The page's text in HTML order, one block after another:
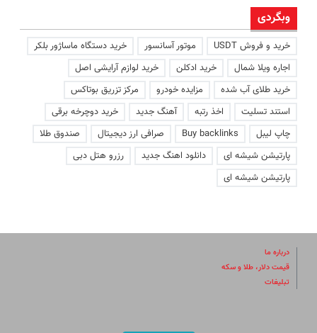
وبگردی
خرید و فروش USDT موتور آسانسور
خرید دستگاه ماساژور بلکر
اجاره ویلا شمال
خرید ادکلن
خرید لوازم آرایشی اصل
خرید طلای آب شده
مزایده خودرو
مرکز تزریق بوتاکس
استند تسلیت
اخذ رتبه آهنگ جدید
خرید دوچرخه برقی
چاپ لیبل
Buy backlinks صرافی ارز دیجیتال
صندوق طلا
پارتیشن شیشه ای
دانلود اهنگ جدید
رزرو هتل دبی
پارتیشن شیشه ای
درباره ما
قیمت دلار، طلا و سکه
تبلیغات